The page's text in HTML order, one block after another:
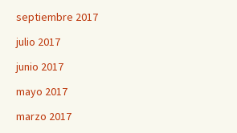
septiembre 2017
julio 2017
junio 2017
mayo 2017
marzo 2017